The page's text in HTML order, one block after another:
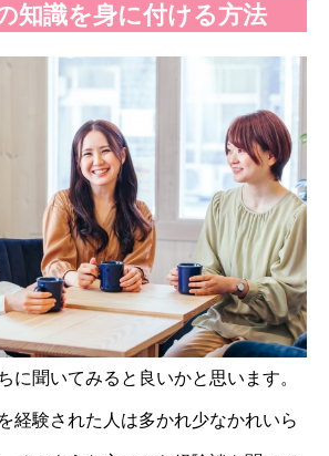
知識を身に付ける方法
に聞いてみると良いかと思います。
経験された人は多かれ少なかれいら